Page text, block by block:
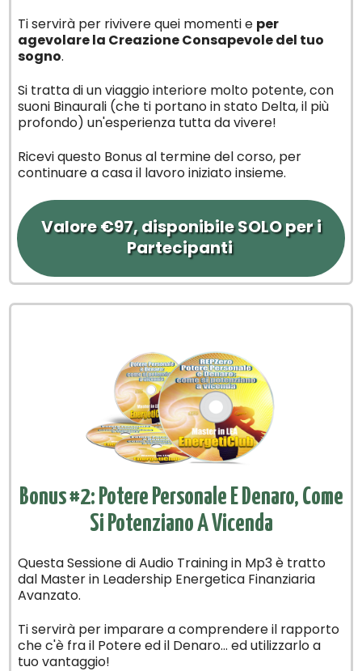
Ti servirà per rivivere quei momenti e per
agevolare la Creazione Consapevole del tuo
sogno.
Si tratta di un viaggio interiore molto potente, con
suoni Binaurali (che ti portano in stato Delta, il più
profondo) un'esperienza tutta da vivere!
Ricevi questo Bonus al termine del corso, per
continuare a casa il lavoro iniziato insieme.
Valore €97, disponibile SOLO per i
Partecipanti
Bonus #2: Potere Personale E Denaro, Come
Si Potenziano A Vicenda
Questa Sessione di Audio Training in Mp3 è tratto
dal Master in Leadership Energetica Finanziaria
Avanzato.
Ti servirà per imparare a comprendere il rapporto
che c'è fra il Potere ed il Denaro... ed utilizzarlo a
tuo vantaggio!